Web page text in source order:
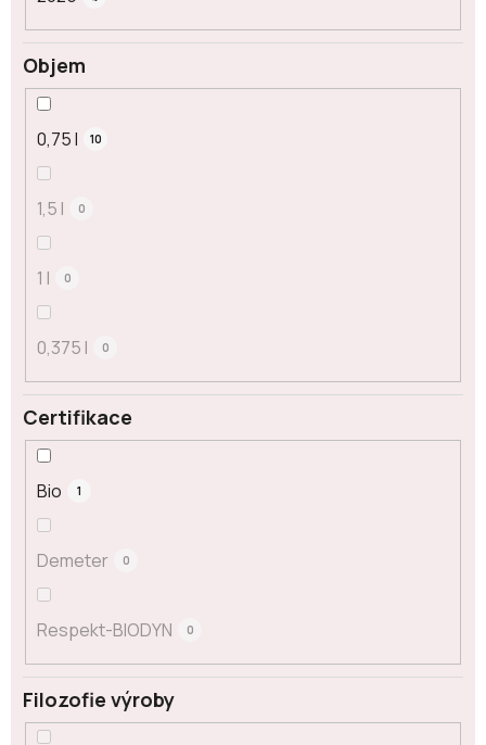
Objem
0,75 l 10
1,5 l 0
1 l 0
0,375 l 0
Certifikace
Bio 1
Demeter 0
Respekt-BIODYN 0
Filozofie výroby